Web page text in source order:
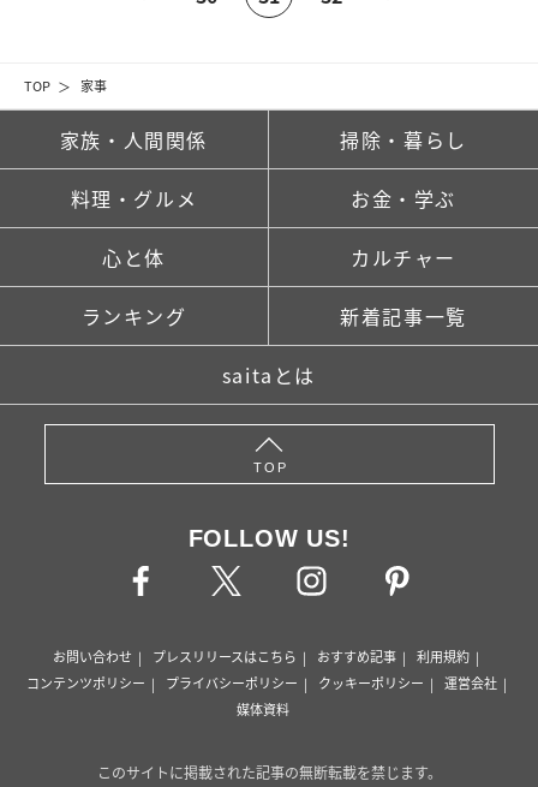
TOP 家事
家族・人間関係 掃除・暮らし
料理・グルメ お金・学ぶ
心と体 カルチャー
ランキング 新着記事一覧
saitaとは
TOP
FOLLOW US!
お問い合わせ プレスリリースはこちら おすすめ記事
利用規約
コンテンツポリシー
プライバシーポリシー クッキーポリシー
運営会社
媒体資料
このサイトに掲載された記事の無断転載を禁じます。